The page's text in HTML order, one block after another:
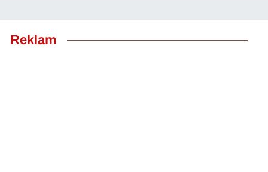
Reklam